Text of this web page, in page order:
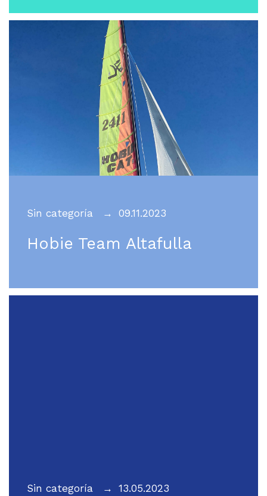
Sin categoría 09.11.2023
Hobie Team Altafulla
Sin categoría 13.05.2023